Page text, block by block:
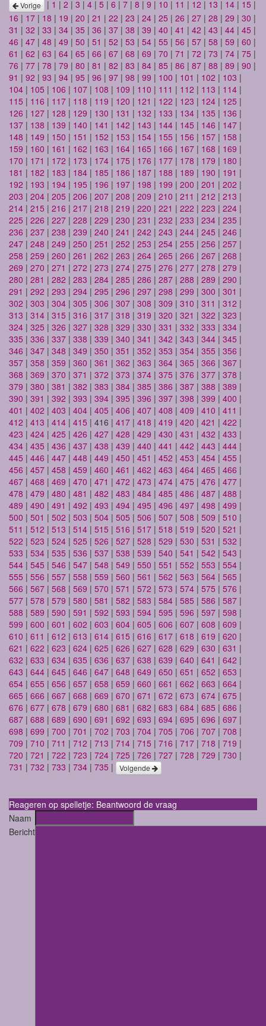
Vorige | 1 | 2 | 3 | 4 | 5 | 6 | 7 | 8 | 9 | 10 | 11 | 12 | 13 | 14 | 15 |
16 | 17 | 18 | 19 | 20 | 21 | 22 | 23 | 24 | 25 | 26 | 27 | 28 | 29 | 30 |
31 | 32 | 33 | 34 | 35 | 36 | 37 | 38 | 39 | 40 | 41 | 42 | 43 | 44 | 45 |
46 | 47 | 48 | 49 | 50 | 51 | 52 | 53 | 54 | 55 | 56 | 57 | 58 | 59 | 60 |
61 | 62 | 63 | 64 | 65 | 66 | 67 | 68 | 69 | 70 | 71 | 72 | 73 | 74 | 75 |
76 | 77 | 78 | 79 | 80 | 81 | 82 | 83 | 84 | 85 | 86 | 87 | 88 | 89 | 90 |
91 | 92 | 93 | 94 | 95 | 96 | 97 | 98 | 99 | 100 | 101 | 102 | 103 |
104 | 105 | 106 | 107 | 108 | 109 | 110 | 111 | 112 | 113 | 114 |
115 | 116 | 117 | 118 | 119 | 120 | 121 | 122 | 123 | 124 | 125 |
126 | 127 | 128 | 129 | 130 | 131 | 132 | 133 | 134 | 135 | 136 |
137 | 138 | 139 | 140 | 141 | 142 | 143 | 144 | 145 | 146 | 147 |
148 | 149 | 150 | 151 | 152 | 153 | 154 | 155 | 156 | 157 | 158 |
159 | 160 | 161 | 162 | 163 | 164 | 165 | 166 | 167 | 168 | 169 |
170 | 171 | 172 | 173 | 174 | 175 | 176 | 177 | 178 | 179 | 180 |
181 | 182 | 183 | 184 | 185 | 186 | 187 | 188 | 189 | 190 | 191 |
192 | 193 | 194 | 195 | 196 | 197 | 198 | 199 | 200 | 201 | 202 |
203 | 204 | 205 | 206 | 207 | 208 | 209 | 210 | 211 | 212 | 213 |
214 | 215 | 216 | 217 | 218 | 219 | 220 | 221 | 222 | 223 | 224 |
225 | 226 | 227 | 228 | 229 | 230 | 231 | 232 | 233 | 234 | 235 |
236 | 237 | 238 | 239 | 240 | 241 | 242 | 243 | 244 | 245 | 246 |
247 | 248 | 249 | 250 | 251 | 252 | 253 | 254 | 255 | 256 | 257 |
258 | 259 | 260 | 261 | 262 | 263 | 264 | 265 | 266 | 267 | 268 |
269 | 270 | 271 | 272 | 273 | 274 | 275 | 276 | 277 | 278 | 279 |
280 | 281 | 282 | 283 | 284 | 285 | 286 | 287 | 288 | 289 | 290 |
291 | 292 | 293 | 294 | 295 | 296 | 297 | 298 | 299 | 300 | 301 |
302 | 303 | 304 | 305 | 306 | 307 | 308 | 309 | 310 | 311 | 312 |
313 | 314 | 315 | 316 | 317 | 318 | 319 | 320 | 321 | 322 | 323 |
324 | 325 | 326 | 327 | 328 | 329 | 330 | 331 | 332 | 333 | 334 |
335 | 336 | 337 | 338 | 339 | 340 | 341 | 342 | 343 | 344 | 345 |
346 | 347 | 348 | 349 | 350 | 351 | 352 | 353 | 354 | 355 | 356 |
357 | 358 | 359 | 360 | 361 | 362 | 363 | 364 | 365 | 366 | 367 |
368 | 369 | 370 | 371 | 372 | 373 | 374 | 375 | 376 | 377 | 378 |
379 | 380 | 381 | 382 | 383 | 384 | 385 | 386 | 387 | 388 | 389 |
390 | 391 | 392 | 393 | 394 | 395 | 396 | 397 | 398 | 399 | 400 |
401 | 402 | 403 | 404 | 405 | 406 | 407 | 408 | 409 | 410 | 411 |
412 | 413 | 414 | 415 | 416 | 417 | 418 | 419 | 420 | 421 | 422 |
423 | 424 | 425 | 426 | 427 | 428 | 429 | 430 | 431 | 432 | 433 |
434 | 435 | 436 | 437 | 438 | 439 | 440 | 441 | 442 | 443 | 444 |
445 | 446 | 447 | 448 | 449 | 450 | 451 | 452 | 453 | 454 | 455 |
456 | 457 | 458 | 459 | 460 | 461 | 462 | 463 | 464 | 465 | 466 |
467 | 468 | 469 | 470 | 471 | 472 | 473 | 474 | 475 | 476 | 477 |
478 | 479 | 480 | 481 | 482 | 483 | 484 | 485 | 486 | 487 | 488 |
489 | 490 | 491 | 492 | 493 | 494 | 495 | 496 | 497 | 498 | 499 |
500 | 501 | 502 | 503 | 504 | 505 | 506 | 507 | 508 | 509 | 510 |
511 | 512 | 513 | 514 | 515 | 516 | 517 | 518 | 519 | 520 | 521 |
522 | 523 | 524 | 525 | 526 | 527 | 528 | 529 | 530 | 531 | 532 |
533 | 534 | 535 | 536 | 537 | 538 | 539 | 540 | 541 | 542 | 543 |
544 | 545 | 546 | 547 | 548 | 549 | 550 | 551 | 552 | 553 | 554 |
555 | 556 | 557 | 558 | 559 | 560 | 561 | 562 | 563 | 564 | 565 |
566 | 567 | 568 | 569 | 570 | 571 | 572 | 573 | 574 | 575 | 576 |
577 | 578 | 579 | 580 | 581 | 582 | 583 | 584 | 585 | 586 | 587 |
588 | 589 | 590 | 591 | 592 | 593 | 594 | 595 | 596 | 597 | 598 |
599 | 600 | 601 | 602 | 603 | 604 | 605 | 606 | 607 | 608 | 609 |
610 | 611 | 612 | 613 | 614 | 615 | 616 | 617 | 618 | 619 | 620 |
621 | 622 | 623 | 624 | 625 | 626 | 627 | 628 | 629 | 630 | 631 |
632 | 633 | 634 | 635 | 636 | 637 | 638 | 639 | 640 | 641 | 642 |
643 | 644 | 645 | 646 | 647 | 648 | 649 | 650 | 651 | 652 | 653 |
654 | 655 | 656 | 657 | 658 | 659 | 660 | 661 | 662 | 663 | 664 |
665 | 666 | 667 | 668 | 669 | 670 | 671 | 672 | 673 | 674 | 675 |
676 | 677 | 678 | 679 | 680 | 681 | 682 | 683 | 684 | 685 | 686 |
687 | 688 | 689 | 690 | 691 | 692 | 693 | 694 | 695 | 696 | 697 |
698 | 699 | 700 | 701 | 702 | 703 | 704 | 705 | 706 | 707 | 708 |
709 | 710 | 711 | 712 | 713 | 714 | 715 | 716 | 717 | 718 | 719 |
720 | 721 | 722 | 723 | 724 | 725 | 726 | 727 | 728 | 729 | 730 |
731 | 732 | 733 | 734 | 735 | Volgende
Reageren op spelletje: Beantwoord de vraag
Naam
Bericht